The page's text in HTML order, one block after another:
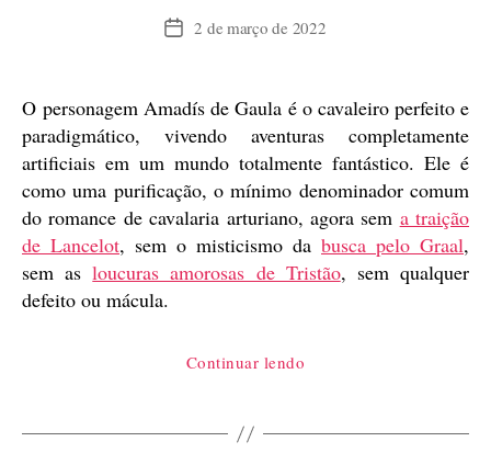
Data2 de março de 2022
O personagem Amadís de Gaula é o cavaleiro perfeito e
paradigmático, vivendo aventuras completamente
artificiais em um mundo totalmente fantástico. Ele é
como uma purificação, o mínimo denominador comum
do romance de cavalaria arturiano, agora sem a traição
de Lancelot, sem o misticismo da busca pelo Graal,
sem asloucuras amorosas de Tristão, sem qualquer
defeito ou mácula.
Continuar lendo
uma